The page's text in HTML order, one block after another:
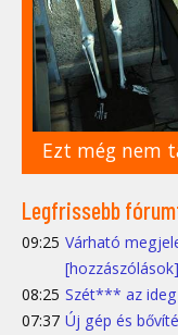
Ezt még nem
Legfrissebb
09:25 Várható
[hozzászólások]
08:25 Szét*** az ideg
07:37 Új gép és